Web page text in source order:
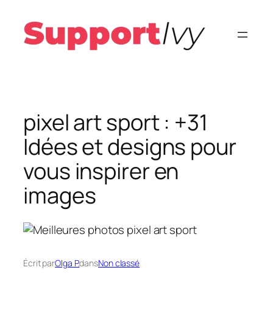
contenu
pixel art sport : +31
Idées et designs pour
vous inspirer en
images
Écrit parOlga P.dansNon classé